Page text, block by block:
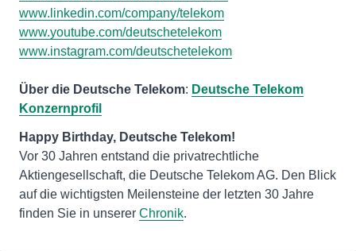
www.linkedin.com/company/telekom
www.youtube.com/deutschetelekom
www.instagram.com/deutschetelekom
Über die Deutsche Telekom: Deutsche Telekom
Konzernprofil
Vor 30 Jahren entstand die privatrechtliche
Aktiengesellschaft, die Deutsche Telekom AG. Den Blick
auf die wichtigsten Meilensteine der letzten 30 Jahre
finden Sie in unserer Chronik.